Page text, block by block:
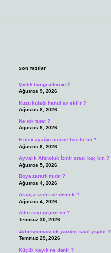
Son Yazılar
Çeltik hangi ülkenin ?
Ağustos 9, 2026
Kuzu kulağı hangi ay ekilir ?
Ağustos 8, 2026
Ne tok tutar ?
Ağustos 8, 2026
Ezilen ayağın üstüne basılır mı ?
Ağustos 6, 2026
Ayvalık Altınoluk İzmir arası kaç km ?
Ağustos 5, 2026
Boya zararlı mıdır ?
Ağustos 4, 2026
Arapça izafet ne demek ?
Ağustos 4, 2026
Altın ısıyı geçirir mi ?
Temmuz 30, 2026
Zehirlenmede ilk yardım nasıl yapılır ?
Temmuz 29, 2026
Küçük kayık ne denir ?